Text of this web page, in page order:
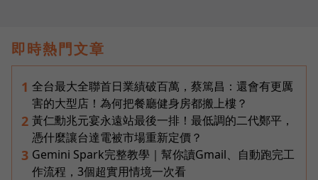
即時熱門文章
1 全台最大全聯首日業績破百萬，蔡篤昌：還會有更厲
害的大型店！為何把餐廳健身房都搬上樓？
2 黃仁勳兆元宴永遠站最後一排！最低調的二代鄭平，
憑什麼讓台達電被市場重新定價？
3 Gemini Spark完整教學｜幫你讀Gmail、自動跑完工
作流程，3個超實用情境一次看